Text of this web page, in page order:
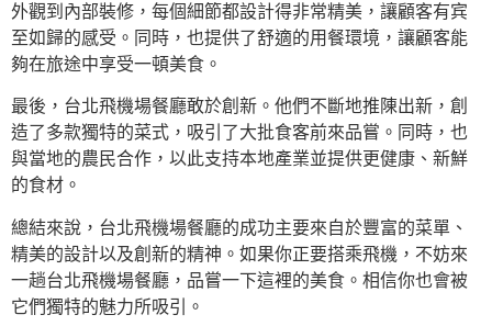
外觀到內部裝修，每個細節都設計得非常精美，讓顧客有宾
至如歸的感受。同時，也提供了舒適的用餐環境，讓顧客能
夠在旅途中享受一頓美食。
最後，台北飛機場餐廳敢於創新。他們不斷地推陳出新，創
造了多款獨特的菜式，吸引了大批食客前來品嘗。同時，也
與當地的農民合作，以此支持本地產業並提供更健康、新鮮
的食材。
總結來說，台北飛機場餐廳的成功主要來自於豐富的菜單、
精美的設計以及創新的精神。如果你正要搭乘飛機，不妨來
一趟台北飛機場餐廳，品嘗一下這裡的美食。相信你也會被
它們獨特的魅力所吸引。